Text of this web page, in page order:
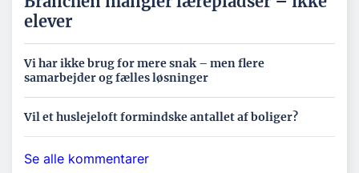
elever
Vi har ikke brug for mere snak – men flere
samarbejder og fælles løsninger
Vil et huslejeloft formindske antallet af boliger?
Se alle kommentarer